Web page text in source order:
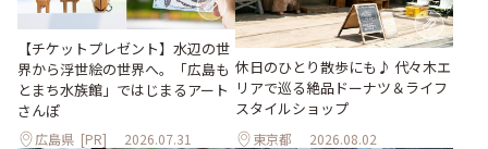
【チケットプレゼント】水辺の世
界から浮世絵の世界へ。「広島も
とまち水族館」ではじまるアート
さんぽ
広島県 [PR] 2026.07.31
休日のひとり散歩にも♪ 代々木エ
リアで巡る絶品ドーナツ＆ライフ
スタイルショップ
東京都 2026.08.02